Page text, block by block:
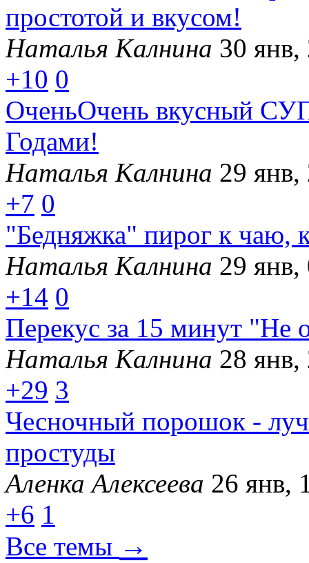
простотой и вкусом!
Наталья Калнина 30 янв,
+10 0
ОченьОчень вкусный
Годами!
Наталья Калнина 29 янв,
+7 0
"Бедняжка" пирог к чаю,
Наталья Калнина 29 янв,
+14 0
Перекус за 15 минут "Не
Наталья Калнина 28 янв,
+29 3
Чесночный порошок -
простуды
Аленка Алексеева 26 янв,
+6 1
Все темы →